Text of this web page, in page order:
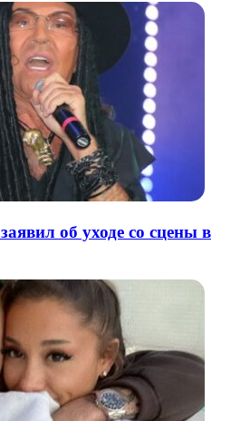
об уходе со сцены в